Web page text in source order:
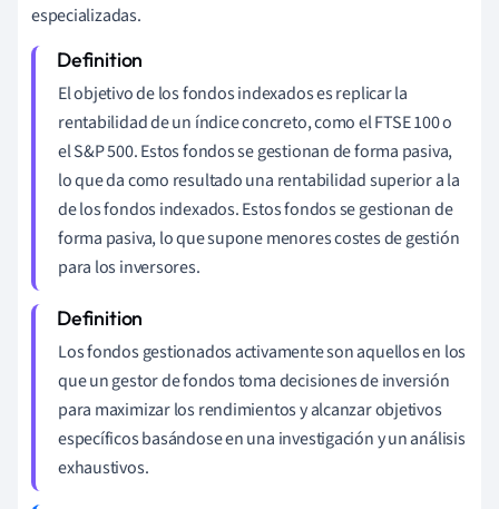
especializadas.
El objetivo de los fondos indexados es replicar la
rentabilidad de un índice concreto, como el FTSE 100 o
el S&P 500. Estos fondos se gestionan de forma pasiva,
lo que da como resultado una rentabilidad superior a la
de los fondos indexados. Estos fondos se gestionan de
forma pasiva, lo que supone menores costes de gestión
para los inversores.
Los fondos gestionados activamente son aquellos en los
que un gestor de fondos toma decisiones de inversión
para maximizar los rendimientos y alcanzar objetivos
específicos basándose en una investigación y un análisis
exhaustivos.